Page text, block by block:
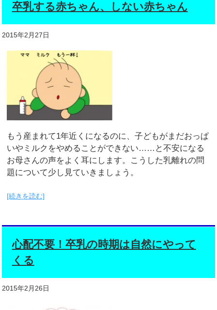
卒乳する赤ちゃん、しない赤ちゃん
2015年2月27日
もう産まれて1年近くになるのに、子どもがまだおっぱ
いやミルクをやめることができない……と不安になる
お母さんの声をよく耳にします。こうした乳離れの問
題について少し見ていきましょう。
[続きを読む]
心配不要！卒乳の時期は自然にやって
くる
2015年2月26日